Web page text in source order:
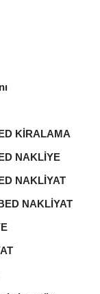
KİRALAMA
NAKLİYE
NAKLİYAT
NAKLİYAT